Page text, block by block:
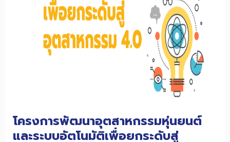
โครงการพัฒนาอุตสาหกรรมหุ่นยนต์
และระบบอัตโนมัติเพื่อยกระดับสู่